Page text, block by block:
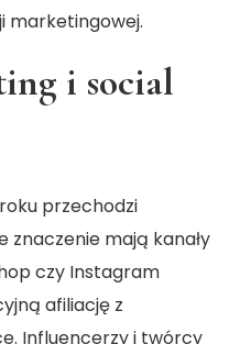
marketingowej.
i social
przechodzi
znaczenie mają kanały
czy Instagram
afiliację z
Influencerzy i twórcy